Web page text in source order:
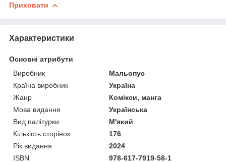
Приховати
Характеристики
Основні атрибути
Виробник
Мальопус
Країна виробник
Україна
Жанр
Комікси, манга
Мова видання
Українська
Вид палітурки
М'який
Кількість сторінок
176
Рік видання
2024
ISBN
978-617-7919-58-1